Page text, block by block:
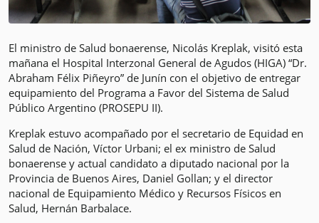
El ministro de Salud bonaerense, Nicolás Kreplak, visitó esta
mañana el Hospital Interzonal General de Agudos (HIGA) “Dr.
Abraham Félix Piñeyro” de Junín con el objetivo de entregar
equipamiento del Programa a Favor del Sistema de Salud
Público Argentino (PROSEPU II).
Kreplak estuvo acompañado por el secretario de Equidad en
Salud de Nación, Víctor Urbani; el ex ministro de Salud
bonaerense y actual candidato a diputado nacional por la
Provincia de Buenos Aires, Daniel Gollan; y el director
nacional de Equipamiento Médico y Recursos Físicos en
Salud, Hernán Barbalace.